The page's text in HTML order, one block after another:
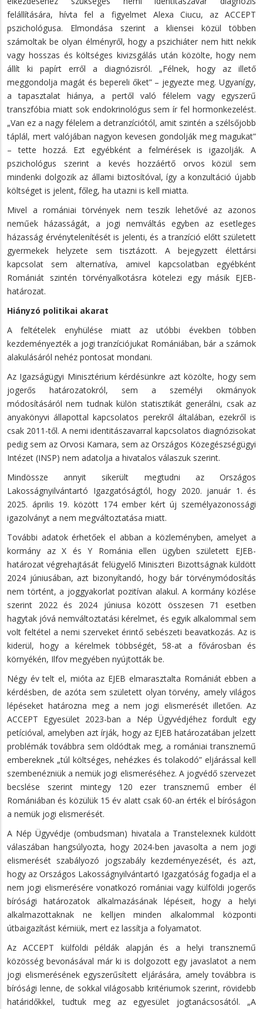
felállítására, hívta fel a figyelmet Alexa Ciucu, az ACCEPT
pszichológusa. Elmondása szerint a kliensei közül többen
számoltak be olyan élményről, hogy a pszichiáter nem hitt nekik
vagy hosszas és költséges kivizsgálás után közölte, hogy nem
állít ki papírt erről a diagnózisról. „Félnek, hogy az illető
meggondolja magát és bepereli őket” – jegyezte meg. Ugyanígy,
a tapasztalat hiánya, a pertől való félelem vagy egyszerű
transzfóbia miatt sok endokrinológus sem ír fel hormonkezelést.
„Van ez a nagy félelem a detranzíciótól, amit szintén a szélsőjobb
táplál, mert valójában nagyon kevesen gondolják meg magukat”
– tette hozzá. Ezt egyébként a felmérések is igazolják. A
pszichológus szerint a kevés hozzáértő orvos közül sem
mindenki dolgozik az állami biztosítóval, így a konzultáció újabb
költséget is jelent, főleg, ha utazni is kell miatta.
Mivel a romániai törvények nem teszik lehetővé az azonos
neműek házasságát, a jogi nemváltás egyben az esetleges
házasság érvénytelenítését is jelenti, és a tranzíció előtt született
gyermekek helyzete sem tisztázott. A bejegyzett élettársi
kapcsolat sem alternatíva, amivel kapcsolatban egyébként
Romániát szintén törvényalkotásra kötelezi egy másik EJEB-
határozat.
Hiányzó politikai akarat
A feltételek enyhülése miatt az utóbbi években többen
kezdeményezték a jogi tranzíciójukat Romániában, bár a számok
alakulásáról nehéz pontosat mondani.
Az Igazságügyi Minisztérium kérdésünkre azt közölte, hogy sem
jogerős határozatokról, sem a személyi okmányok
módosításáról nem tudnak külön statisztikát generálni, csak az
anyakönyvi állapottal kapcsolatos perekről általában, ezekről is
csak 2011-től. A nemi identitászavarral kapcsolatos diagnózisokat
pedig sem az Orvosi Kamara, sem az Országos Közegészségügyi
Intézet (INSP) nem adatolja a hivatalos válaszuk szerint.
Mindössze annyit sikerült megtudni az Országos
Lakosságnyilvántartó Igazgatóságtól, hogy 2020. január 1. és
2025. április 19. között 174 ember kért új személyazonossági
igazolványt a nem megváltoztatása miatt.
További adatok érhetőek el abban a közleményben, amelyet a
kormány az X és Y Románia ellen ügyben született EJEB-
határozat végrehajtását felügyelő Miniszteri Bizottságnak küldött
2024 júniusában, azt bizonyítandó, hogy bár törvénymódosítás
nem történt, a joggyakorlat pozitívan alakul. A kormány közlése
szerint 2022 és 2024 júniusa között összesen 71 esetben
hagytak jóvá nemváltoztatási kérelmet, és egyik alkalommal sem
volt feltétel a nemi szerveket érintő sebészeti beavatkozás. Az is
kiderül, hogy a kérelmek többségét, 58-at a fővárosban és
környékén, Ilfov megyében nyújtották be.
Négy év telt el, mióta az EJEB elmarasztalta Romániát ebben a
kérdésben, de azóta sem született olyan törvény, amely világos
lépéseket határozna meg a nem jogi elismerését illetően. Az
ACCEPT Egyesület 2023-ban a Nép Ügyvédjéhez fordult egy
petícióval, amelyben azt írják, hogy az EJEB határozatában jelzett
problémák továbbra sem oldódtak meg, a romániai transznemű
embereknek „túl költséges, nehézkes és tolakodó” eljárással kell
szembenézniük a nemük jogi elismeréséhez. A jogvédő szervezet
becslése szerint mintegy 120 ezer transznemű ember él
Romániában és közülük 15 év alatt csak 60-an érték el bíróságon
a nemük jogi elismerését.
A Nép Ügyvédje (ombudsman) hivatala a Transtelexnek küldött
válaszában hangsúlyozta, hogy 2024-ben javasolta a nem jogi
elismerését szabályozó jogszabály kezdeményezését, és azt,
hogy az Országos Lakosságnyilvántartó Igazgatóság fogadja el a
nem jogi elismerésére vonatkozó romániai vagy külföldi jogerős
bírósági határozatok alkalmazásának lépéseit, hogy a helyi
alkalmazottaknak ne kelljen minden alkalommal központi
útbaigazítást kérniük, mert ez lassítja a folyamatot.
Az ACCEPT külföldi példák alapján és a helyi transznemű
közösség bevonásával már ki is dolgozott egy javaslatot a nem
jogi elismerésének egyszerűsített eljárására, amely továbbra is
bírósági lenne, de sokkal világosabb kritériumok szerint, rövidebb
határidőkkel, tudtuk meg az egyesület jogtanácsosától. „A